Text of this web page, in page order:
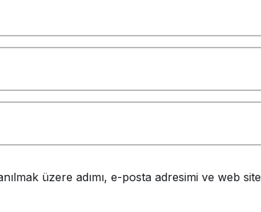
üzere adımı, e-posta adresimi ve web site